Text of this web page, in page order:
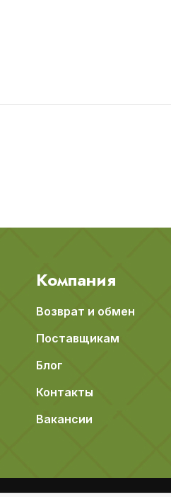
Компания
Возврат и обмен
Поставщикам
Блог
Контакты
Вакансии